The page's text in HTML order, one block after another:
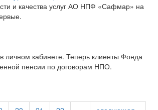
и качества услуг АО НПФ «Сафмар» на
личном кабинете. Теперь клиенты Фонда
пенсии по договорам НПО.